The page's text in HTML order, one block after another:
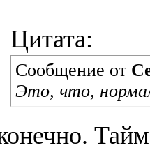
Цитата:
Сообщение от
Это, что,